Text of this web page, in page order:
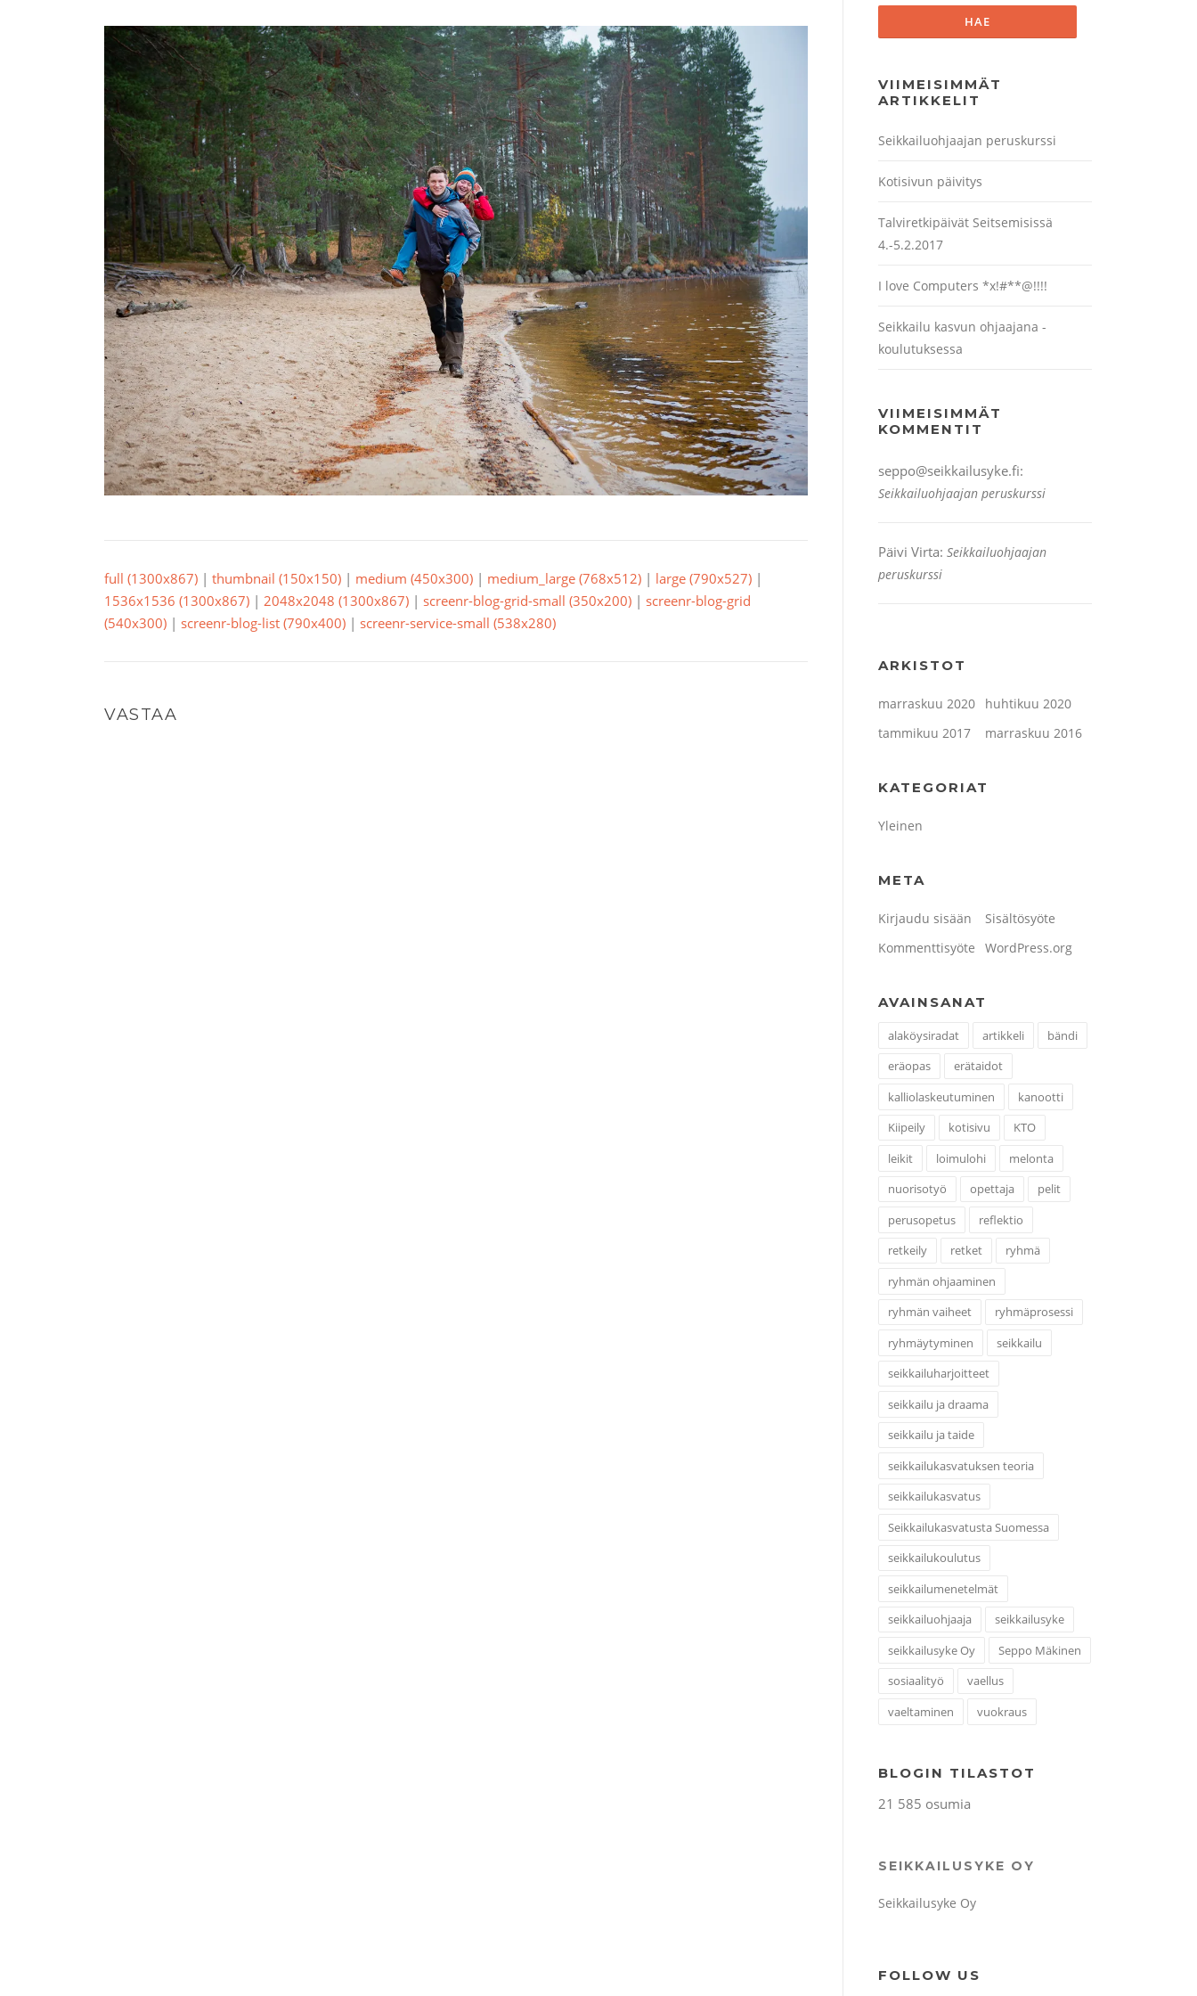
full (1300x867) | thumbnail (150x150) | medium (450x300) | medium_large (768x512) | large (790x527) |
1536x1536 (1300x867) | 2048x2048 (1300x867) | screenr-blog-grid-small (350x200) | screenr-blog-grid
(540x300) | screenr-blog-list (790x400) | screenr-service-small (538x280)
VASTAA
VIIMEISIMMÄT
ARTIKKELIT
Seikkailuohjaajan peruskurssi
Kotisivun päivitys
Talviretkipäivät Seitsemisissä
4.-5.2.2017
I love Computers *x!#**@!!!!
Seikkailu kasvun ohjaajana -
koulutuksessa
VIIMEISIMMÄT
KOMMENTIT
seppo@seikkailusyke.fi:
Seikkailuohjaajan peruskurssi
Päivi Virta: Seikkailuohjaajan
peruskurssi
ARKISTOT
marraskuu 2020
huhtikuu 2020
tammikuu 2017
marraskuu 2016
KATEGORIAT
Yleinen
META
Kirjaudu sisään
Sisältösyöte
Kommenttisyöte
WordPress.org
AVAINSANAT
alaköysiradat artikkeli
bändi
eräopas
erätaidot
kalliolaskeutuminen
kanootti
Kiipeily
kotisivu
KTO
leikit
loimulohi
melonta
nuorisotyö
opettaja
pelit
perusopetus
reflektio
retkeily
retket
ryhmä
ryhmän ohjaaminen
ryhmän vaiheet
ryhmäprosessi
ryhmäytyminen
seikkailu
seikkailuharjoitteet
seikkailu ja draama
seikkailu ja taide
seikkailukasvatuksen teoria
seikkailukasvatus
Seikkailukasvatusta Suomessa
seikkailukoulutus
seikkailumenetelmät
seikkailuohjaaja
seikkailusyke
seikkailusyke Oy
Seppo Mäkinen
sosiaalityö
vaellus
vaeltaminen
vuokraus
BLOGIN TILASTOT
21 585 osumia
SEIKKAILUSYKE OY
Seikkailusyke Oy
FOLLOW US